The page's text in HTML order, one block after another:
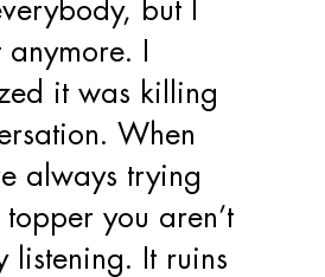
but I
anymore. I
it was killing
When
always trying
you aren’t
listening. It ruins